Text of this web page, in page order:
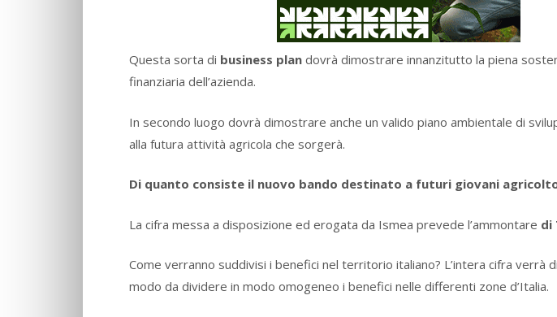
Questa sorta di business plan dovrà dimostrare innanzitutto la piena
finanziaria dell’azienda.
In secondo luogo dovrà dimostrare anche un valido piano ambientale di
alla futura attività agricola che sorgerà.
Di quanto consiste il nuovo bando destinato a futuri giovani
La cifra messa a disposizione ed erogata da Ismea prevede l’ammontare di
Come verranno suddivisi i benefici nel territorio italiano? L’intera cifra verrà
modo da dividere in modo omogeneo i benefici nelle differenti zone d’Italia.